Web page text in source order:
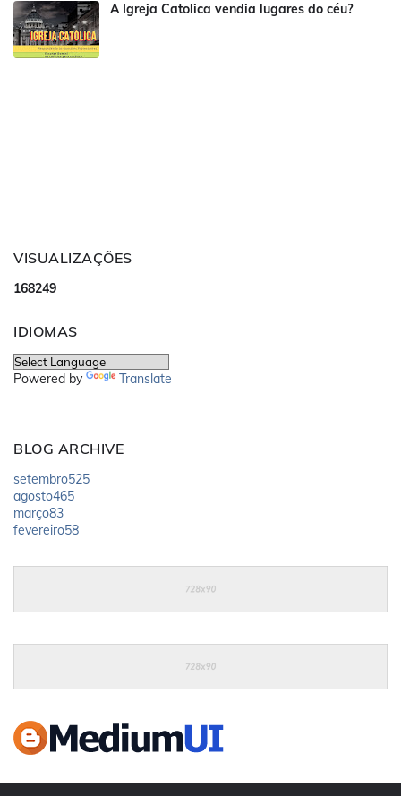
A Igreja Catolica vendia lugares do céu?
VISUALIZAÇÕES
168249
IDIOMAS
Powered by Translate
BLOG ARCHIVE
setembro525
agosto465
março83
fevereiro58